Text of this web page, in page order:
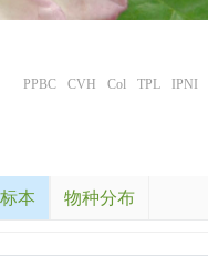
PPBC CVH Col TPL IPNI
本 物种分布